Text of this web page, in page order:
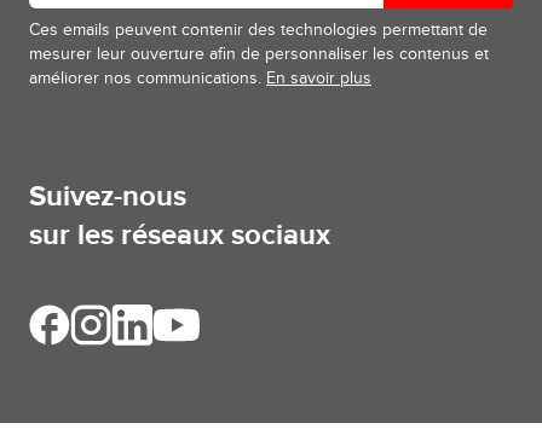
Ces emails peuvent contenir des technologies permettant de
mesurer leur ouverture afin de personnaliser les contenus et
améliorer nos communications. En savoir plus
Suivez-nous
sur les réseaux sociaux